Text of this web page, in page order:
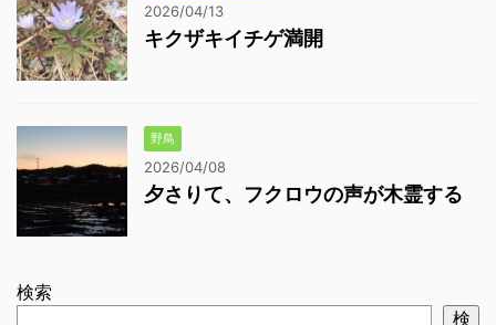
2026/04/13
キクザキイチゲ満開
野鳥
2026/04/08
夕さりて、フクロウの声が木霊する
検索
検